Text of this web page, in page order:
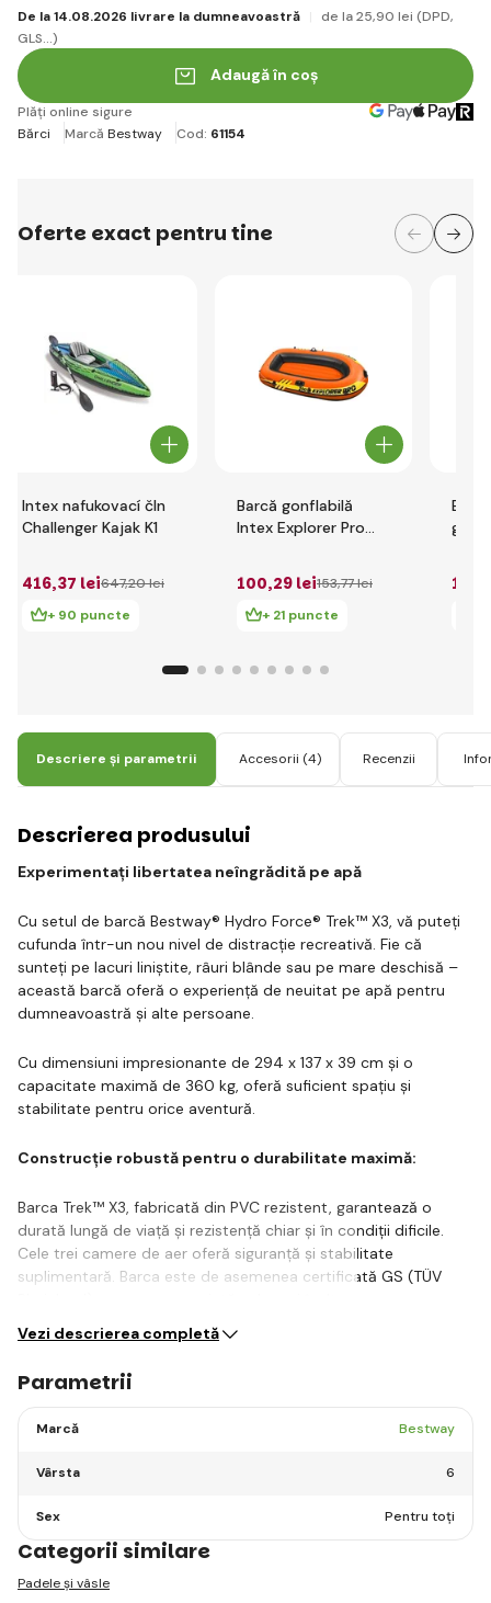
De la 14.08.2026 livrare la dumneavoastră de la 25,90 lei (DPD,
GLS...)
Adaugă în coș
Plăți online sigure
Bărci
Marcă Bestway Cod: 61154
Oferte exact pentru tine
Intex nafukovací čln
Challenger Kajak K1
416,37 lei647,20 lei
+ 90 puncte
Barcă gonflabilă
Intex Explorer Pro
100,29 lei153,77 lei
+ 21 puncte
150
Descriere și parametrii Accesorii (4) Recenzii
Descrierea produsului
Experimentați libertatea neîngrădită pe apă
Cu setul de barcă Bestway® Hydro Force® Trek™ X3, vă puteți
cufunda într-un nou nivel de distracție recreativă. Fie că
sunteți pe lacuri liniștite, râuri blânde sau pe mare deschisă –
această barcă oferă o experiență de neuitat pe apă pentru
dumneavoastră și alte persoane.
Cu dimensiuni impresionante de 294 x 137 x 39 cm și o
capacitate maximă de 360 kg, oferă suficient spațiu și
stabilitate pentru orice aventură.
Construcție robustă pentru o durabilitate maximă:
Barca Trek™ X3, fabricată din PVC rezistent, garantează o
durată lungă de viață și rezistență chiar și în condiții dificile.
Cele trei camere de aer oferă siguranță și stabilitate
suplimentară. Barca este de asemenea certificată GS (TÜV
Vezi descrierea completă
Parametrii
Marcă Bestway
Vârsta 6
Sex Pentru toți
Categorii similare
Padele și vâsle